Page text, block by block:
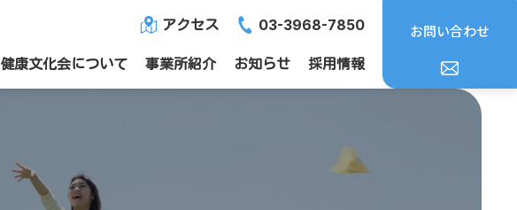
アクセス 03-3968-7850
健康文化会について 事業所紹介 お知らせ 採用情報
お問い合わせ